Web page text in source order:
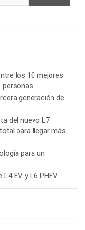
los 10 mejores
personas
generación de
del nuevo L7
para llegar más
para un
L4 EV y L6 PHEV